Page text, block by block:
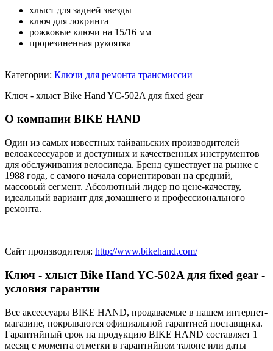
хлыст для задней звезды
ключ для локринга
рожковые ключи на 15/16 мм
прорезиненная рукоятка
Категории: Ключи для ремонта трансмиссии
Ключ - хлыст Bike Hand YC-502A для fixed gear
О компании BIKE HAND
Один из самых известных тайваньских производителей
велоаксессуаров и доступных и качественных инструментов
для обслуживания велосипеда. Бренд существует на рынке с
1988 года, с самого начала сориентирован на средний,
массовый сегмент. Абсолютный лидер по цене-качеству,
идеальный вариант для домашнего и профессионального
ремонта.
Сайт производителя: http://www.bikehand.com/
Ключ - хлыст Bike Hand YC-502A для fixed gear -
условия гарантии
Все аксессуары BIKE HAND, продаваемые в нашем интернет-
магазине, покрываются официальной гарантией поставщика.
Гарантийный срок на продукцию BIKE HAND составляет 1
месяц с момента отметки в гарантийном талоне или даты